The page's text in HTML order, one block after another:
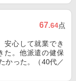
67.64点
安心して就業でき
た。他派遣の健保
かった。（40代／